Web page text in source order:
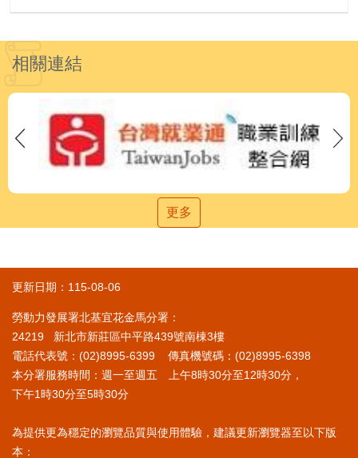
相關連結
更多
更新日期：115-08-06
勞動力發展署北基宜花金馬分署：
24219 新北市新莊區中平路439號南棟3樓
電話代表號：(02)8995-6399 傳真機號碼：(02)8995-6398
本分署服務時間：週一至週五 上午8時30分至12時30分，
下午1時30分至5時30分
為提供更為穩定的瀏覽品質與使用體驗，建議更新瀏覽器至以下版
本：